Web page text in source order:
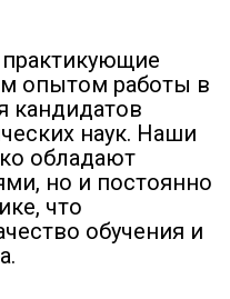
практикующие
опытом работы в
кандидатов
наук. Наши
обладают
но и постоянно
что
обучения и